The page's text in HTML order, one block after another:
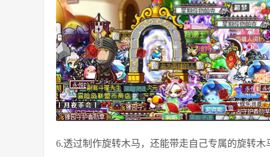
6.透过制作旋转木马，还能带走自己专属的旋转木